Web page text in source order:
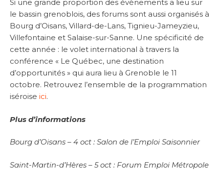
Si une grande proportion des évènements a lieu sur
le bassin grenoblois, des forums sont aussi organisés à
Bourg d’Oisans, Villard-de-Lans, Tignieu-Jameyzieu,
Villefontaine et Salaise-sur-Sanne. Une spécificité de
cette année : le volet international à travers la
conférence « Le Québec, une destination
d’opportunités » qui aura lieu à Grenoble le 11
octobre. Retrouvez l’ensemble de la programmation
iséroise ici.
Plus d’informations
Bourg d’Oisans – 4 oct : Salon de l’Emploi Saisonnier
Saint-Martin-d’Hères – 5 oct : Forum Emploi Métropole